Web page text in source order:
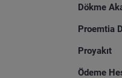
Dökme
Proemtia
Proyakıt
Ödeme